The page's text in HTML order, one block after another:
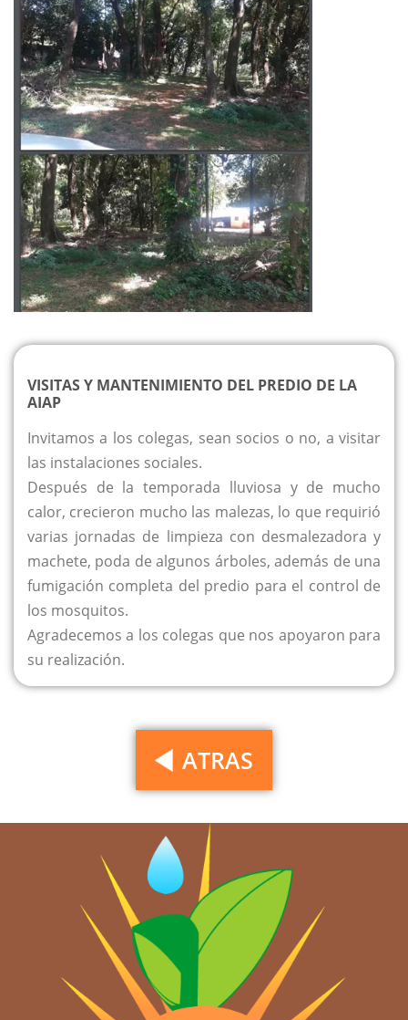
VISITAS Y MANTENIMIENTO DEL PREDIO DE LA
AIAP
Invitamos a los colegas, sean socios o no, a visitar
las instalaciones sociales.
Después de la temporada lluviosa y de mucho
calor, crecieron mucho las malezas, lo que requirió
varias jornadas de limpieza con desmalezadora y
machete, poda de algunos árboles, además de una
fumigación completa del predio para el control de
los mosquitos.
Agradecemos a los colegas que nos apoyaron para
su realización.
ATRAS